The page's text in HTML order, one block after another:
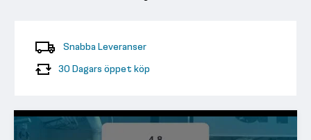
Snabba Leveranser
30 Dagars öppet köp